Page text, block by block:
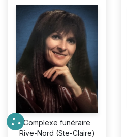
Complexe funéraire
Rive-Nord (Ste-Claire)